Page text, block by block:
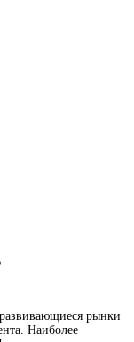
рынки
Наиболее